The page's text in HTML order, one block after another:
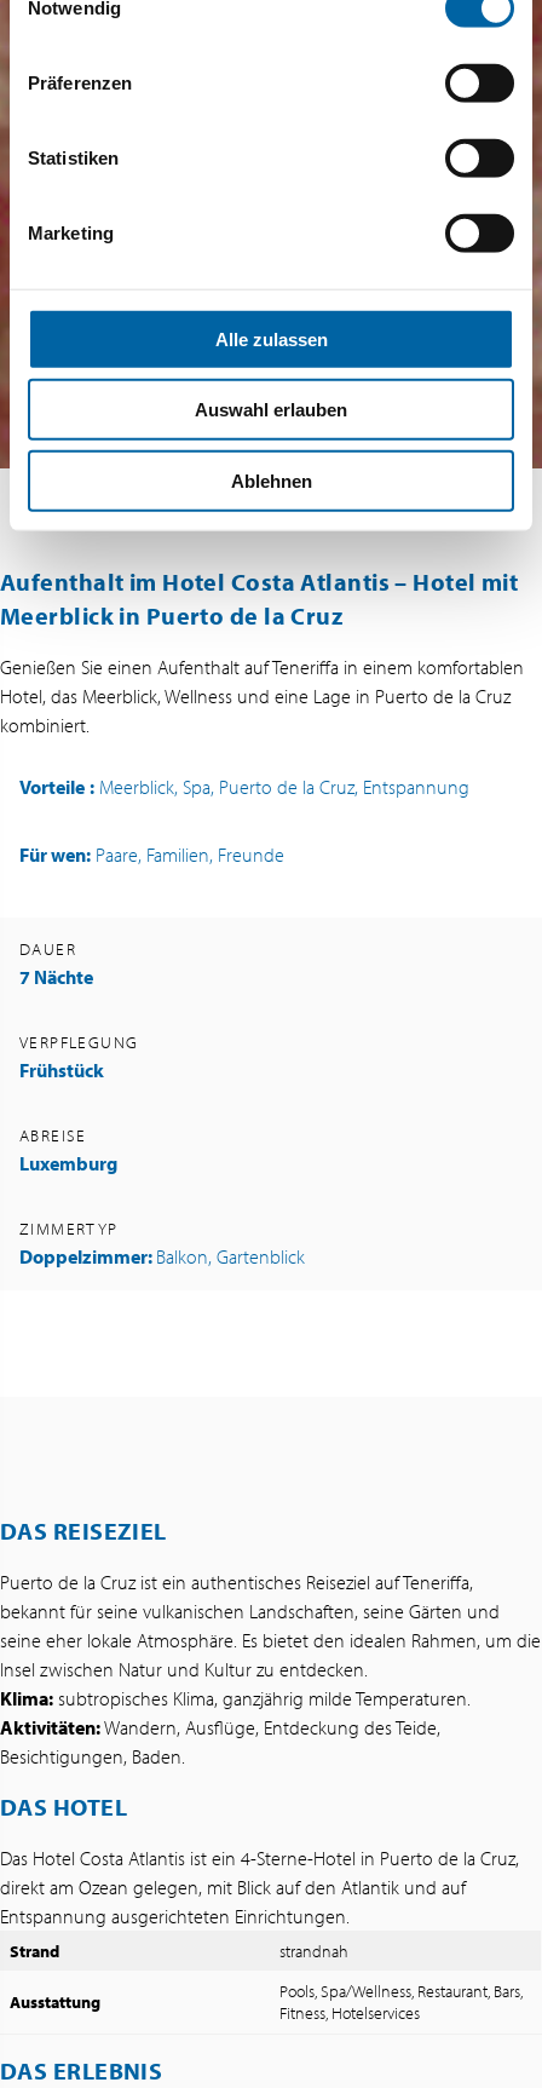
Notwendig
Präferenzen
Statistiken
Marketing
Alle zulassen
Auswahl erlauben
Ablehnen
Aufenthalt im Hotel Costa Atlantis – Hotel mit
Meerblick in Puerto de la Cruz
Genießen Sie einen Aufenthalt auf Teneriffa in einem komfortablen
Hotel, das Meerblick, Wellness und eine Lage in Puerto de la Cruz
kombiniert.
Vorteile : Meerblick, Spa, Puerto de la Cruz, Entspannung
Für wen: Paare, Familien, Freunde
DAUER
7 Nächte
VERPFLEGUNG
Frühstück
ABREISE
Luxemburg
ZIMMERTYP
Doppelzimmer: Balkon, Gartenblick
DAS REISEZIEL
Puerto de la Cruz ist ein authentisches Reiseziel auf Teneriffa,
bekannt für seine vulkanischen Landschaften, seine Gärten und
seine eher lokale Atmosphäre. Es bietet den idealen Rahmen, um die
Insel zwischen Natur und Kultur zu entdecken.
Klima: subtropisches Klima, ganzjährig milde Temperaturen.
Aktivitäten:Wandern, Ausflüge, Entdeckung des Teide,
Besichtigungen, Baden.
DAS HOTEL
Das Hotel Costa Atlantis ist ein 4-Sterne-Hotel in Puerto de la Cruz,
direkt am Ozean gelegen, mit Blick auf den Atlantik und auf
Entspannung ausgerichteten Einrichtungen.
Strand strandnah
Ausstattung
Pools, Spa/Wellness, Restaurant, Bars,
Fitness, Hotelservices
DAS ERLEBNIS